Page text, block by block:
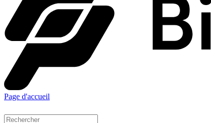
Page d'accueil